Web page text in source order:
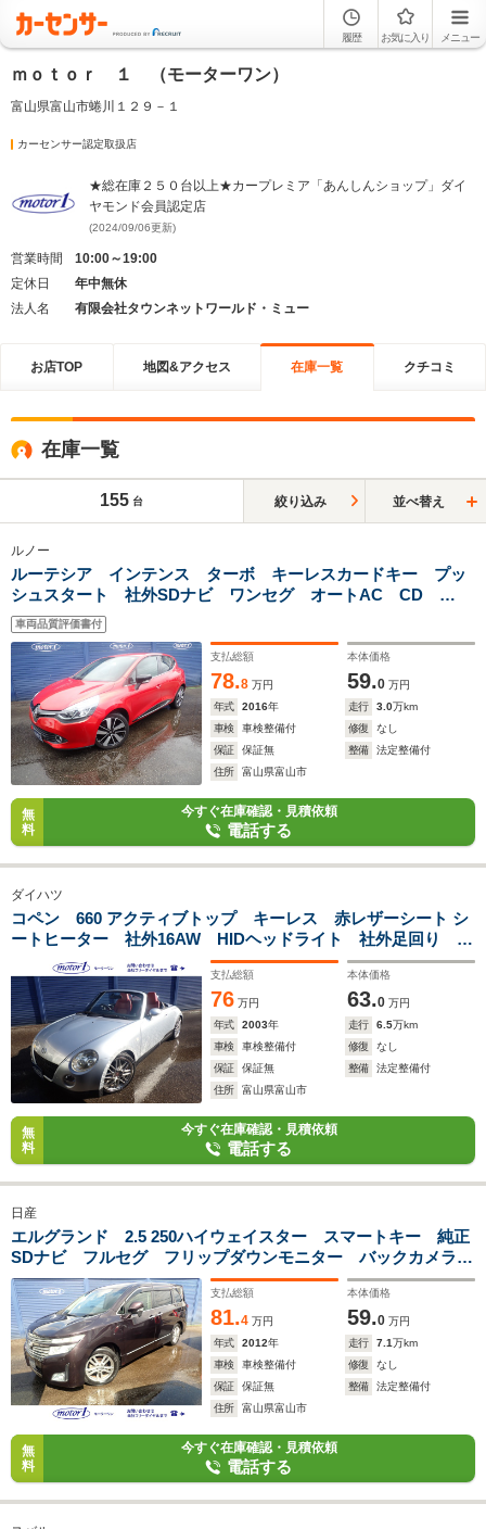
履歴 お気に入り メニュー
ｍｏｔｏｒ １ （モーターワン）
富山県富山市蜷川１２９－１
カーセンサー認定取扱店
★総在庫２５０台以上★カープレミア「あんしんショップ」ダイ
ヤモンド会員認定店
(2024/09/06更新)
営業時間
10:00～19:00
定休日
年中無休
法人名
有限会社タウンネットワールド・ミュー
お店TOP 地図&アクセス 在庫一覧 クチコミ
在庫一覧
155 台 絞り込み 並べ替え
ルノー
ルーテシア インテンス ターボ キーレスカードキー プッ
シュスタート 社外SDナビ ワンセグ オートAC CD
DVD Bモニター 17インチ純正アルミ Bluetooth クルーズ
コントロール バックソナー FOGランプ
車両品質評価書付
支払総額
78.8 万円
本体価格
59.0 万円
年式
2016年 走行 3.0万km
車検
車検整備付 修復
なし
保証
保証無 整備
法定整備付
住所
富山県富山市
無
料
今すぐ在庫確認・見積依頼
電話する
ダイハツ
コペン 660 アクティブトップ キーレス 赤レザーシート シ
ートヒーター 社外16AW HIDヘッドライト 社外足回り
CD マニュアルモード
支払総額
76 万円
本体価格
63.0 万円
年式
2003年 走行 6.5万km
車検
車検整備付 修復
なし
保証
保証無 整備
法定整備付
住所
富山県富山市
無
料
今すぐ在庫確認・見積依頼
電話する
日産
エルグランド 2.5 250ハイウェイスター スマートキー 純正
SDナビ フルセグ フリップダウンモニター バックカメラ
HID ハーフレザーシート CD DVD デュアルエアコン 両
側スライド左パワースライドドア 純正18インチアルミ
支払総額
81.4 万円
本体価格
59.0 万円
年式
2012年 走行 7.1万km
車検
車検整備付 修復
なし
保証
保証無 整備
法定整備付
住所
富山県富山市
無
料
今すぐ在庫確認・見積依頼
電話する